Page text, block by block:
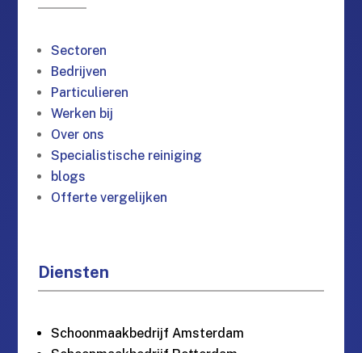
Sectoren
Bedrijven
Particulieren
Werken bij
Over ons
Specialistische reiniging
blogs
Offerte vergelijken
Diensten
Schoonmaakbedrijf Amsterdam